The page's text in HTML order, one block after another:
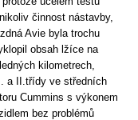
činnost nástavby,
Avie byla trochu
obsah lžíce na
kilometrech,
a II.třídy ve středních
Cummins s výkonem
bez problémů